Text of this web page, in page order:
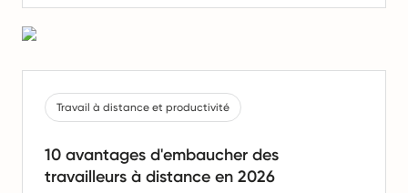
Travail à distance et productivité
10 avantages d'embaucher des
travailleurs à distance en 2026